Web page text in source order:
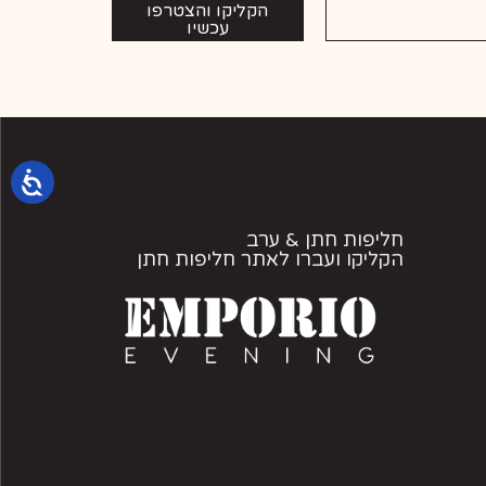
הקליקו והצטרפו
עכשיו
חליפות חתן & ערב
הקליקו ועברו לאתר חליפות חתן